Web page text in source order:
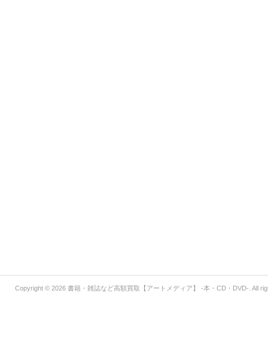
Copyright © 2026 書籍・雑誌など高額買取【アートメディア】 -本・CD・DVD- . All